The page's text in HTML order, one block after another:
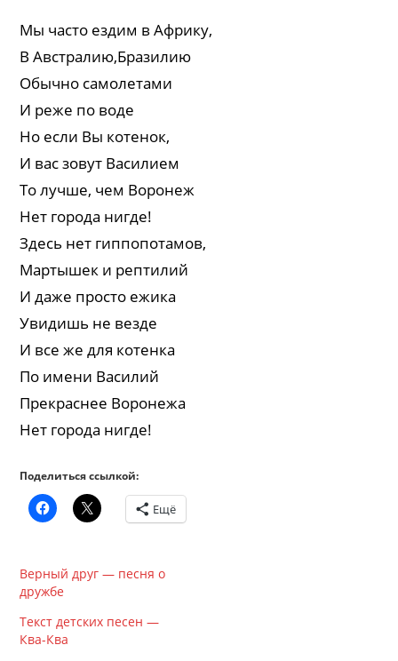
Мы часто ездим в Африку,
В Австралию,Бразилию
Обычно самолетами
И реже по воде
Но если Вы котенок,
И вас зовут Василием
То лучше, чем Воронеж
Нет города нигде!
Здесь нет гиппопотамов,
Мартышек и рептилий
И даже просто ежика
Увидишь не везде
И все же для котенка
По имени Василий
Прекраснее Воронежа
Нет города нигде!
Поделиться ссылкой:
Ещё
Верный друг — песня о
дружбе
Текст детских песен —
Ква-Ква